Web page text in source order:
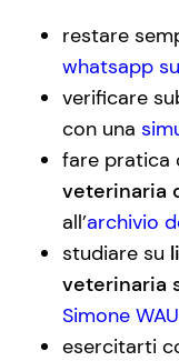
restare
whatsapp
verificare
con una
fare pratica
veterinaria
all’archivio
studiare su
veterinaria
Simone WAU
esercitarti